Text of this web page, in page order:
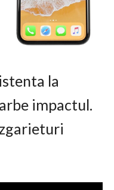
la
impactul.